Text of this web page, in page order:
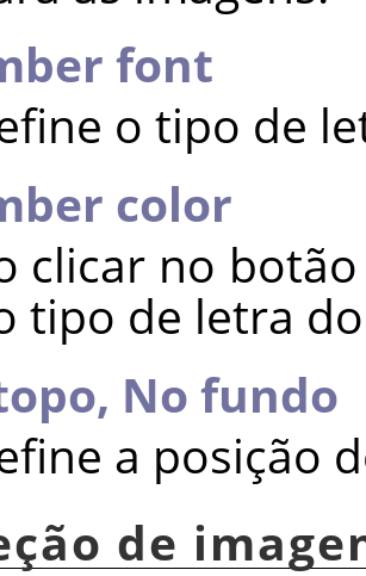
font
o tipo de
color
clicar no
tipo de letra
No fundo
a posição
de